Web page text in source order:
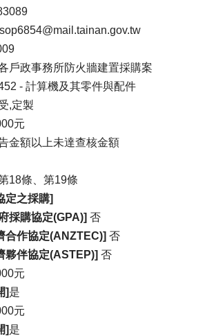
戶政事務所防火牆建置採購案
- 計算機及其零件與配件
,定製
元
金額以上未達查核金額
18條、第19條
定之採購]
採購協定(GPA)] 否
合作協定(ANZTEC)] 否
夥伴協定(ASTEP)] 否
元
]是
元
]是